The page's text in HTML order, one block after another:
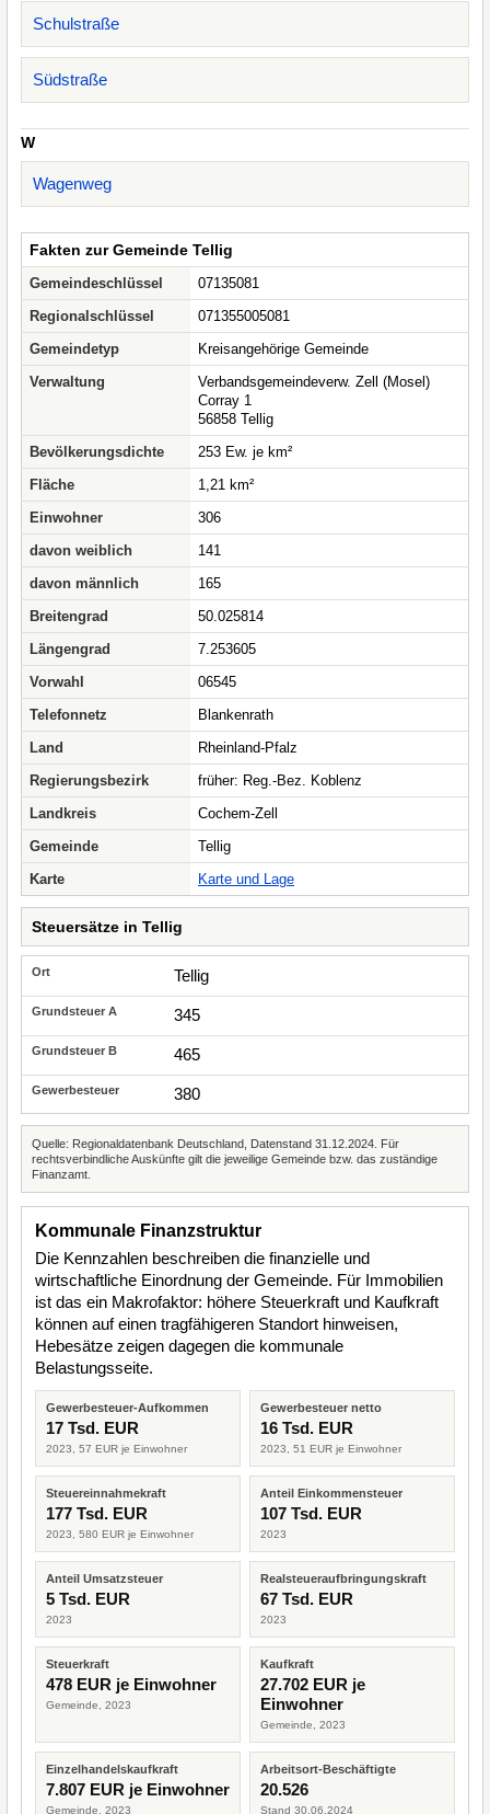
Schulstraße
Südstraße
W
Wagenweg
Fakten zur Gemeinde Tellig
Gemeindeschlüssel
07135081
Regionalschlüssel
071355005081
Gemeindetyp
Kreisangehörige Gemeinde
Verwaltung
Verbandsgemeindeverw. Zell (Mosel)
Corray 1
56858 Tellig
Bevölkerungsdichte
253 Ew. je km²
Fläche
1,21 km²
Einwohner
306
davon weiblich
141
davon männlich
165
Breitengrad
50.025814
Längengrad
7.253605
Vorwahl
06545
Telefonnetz
Blankenrath
Land
Rheinland-Pfalz
Regierungsbezirk
früher: Reg.-Bez. Koblenz
Landkreis
Cochem-Zell
Gemeinde
Tellig
Karte
Karte und Lage
Steuersätze in Tellig
Tellig
345
465
380
Quelle: Regionaldatenbank Deutschland, Datenstand 31.12.2024. Für
rechtsverbindliche Auskünfte gilt die jeweilige Gemeinde bzw. das zuständige
Finanzamt.
Kommunale Finanzstruktur
Die Kennzahlen beschreiben die finanzielle und
wirtschaftliche Einordnung der Gemeinde. Für Immobilien
ist das ein Makrofaktor: höhere Steuerkraft und Kaufkraft
können auf einen tragfähigeren Standort hinweisen,
Hebesätze zeigen dagegen die kommunale
Belastungsseite.
Gewerbesteuer-Aufkommen
17 Tsd. EUR
2023, 57 EUR je Einwohner
Gewerbesteuer netto
16 Tsd. EUR
2023, 51 EUR je Einwohner
Steuereinnahmekraft
177 Tsd. EUR
2023, 580 EUR je Einwohner
Anteil Einkommensteuer
107 Tsd. EUR
2023
Anteil Umsatzsteuer
5 Tsd. EUR
2023
Realsteueraufbringungskraft
67 Tsd. EUR
2023
Steuerkraft
478 EUR je Einwohner
Gemeinde, 2023
Kaufkraft
27.702 EUR je
Einwohner
Gemeinde, 2023
Einzelhandelskaufkraft
7.807 EUR je Einwohner
Gemeinde, 2023
Arbeitsort-Beschäftigte
20.526
Stand 30.06.2024